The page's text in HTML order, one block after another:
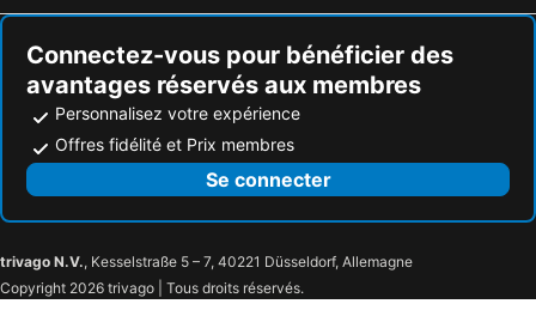
Connectez-vous pour bénéficier des
avantages réservés aux membres
Personnalisez votre expérience
Offres fidélité et Prix membres
Se connecter
trivago N.V., Kesselstraße 5 – 7, 40221 Düsseldorf, Allemagne
Copyright 2026 trivago | Tous droits réservés.